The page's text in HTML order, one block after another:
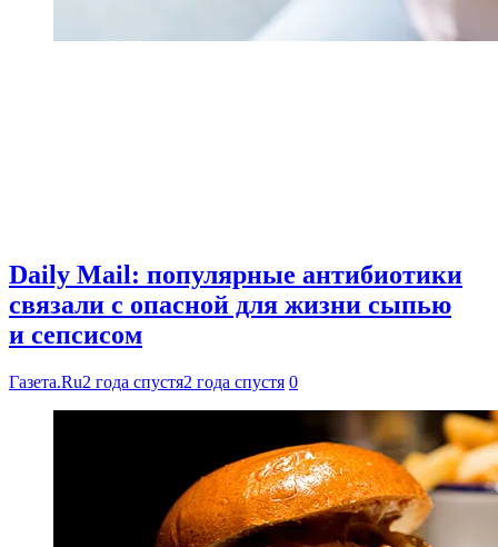
Daily Mail: популярные антибиотики
связали с опасной для жизни сыпью
и сепсисом
Газета.Ru2 года спустя2 года спустя 0